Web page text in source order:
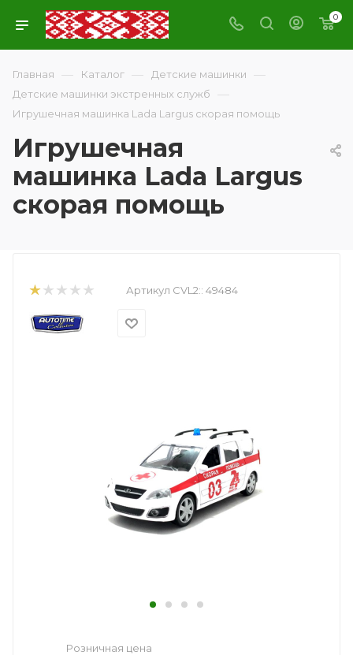
0
Главная — Каталог — Детские машинки —
Детские машинки экстренных служб —
Игрушечная машинка Lada Largus скорая помощь
Игрушечная
машинка Lada Largus
скорая помощь
Артикул CVL2:: 49484
Розничная цена